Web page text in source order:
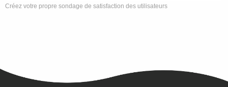
Créez votre propre sondage de satisfaction des utilisateurs